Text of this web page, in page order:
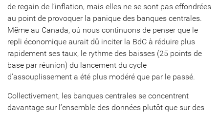
de regain de l’inflation, mais elles ne se sont pas effondrées
au point de provoquer la panique des banques centrales.
Même au Canada, où nous continuons de penser que le
repli économique aurait dû inciter la BdC à réduire plus
rapidement ses taux, le rythme des baisses (25 points de
base par réunion) du lancement du cycle
d’assouplissement a été plus modéré que par le passé.
Collectivement, les banques centrales se concentrent
davantage sur l’ensemble des données plutôt que sur des